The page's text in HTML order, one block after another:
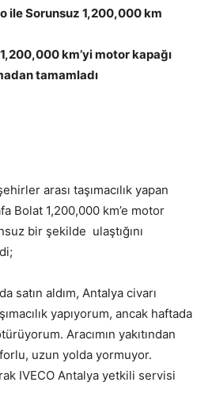
ile Sorunsuz 1,200,000 km
km’yi motor kapağı
tamamladı
arası taşımacılık yapan
Bolat 1,200,000 km’e motor
bir şekilde ulaştığını
satın aldım, Antalya civarı
yapıyorum, ancak haftada
Aracımın yakıtından
uzun yolda yormuyor.
IVECO Antalya yetkili servisi